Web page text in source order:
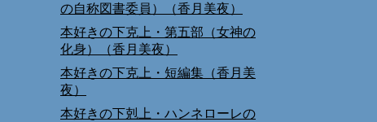
の自称図書委員）（香月美夜）
本好きの下克上・第五部（女神の
化身）（香月美夜）
本好きの下克上・短編集（香月美
夜）
本好きの下剋上・ハンネローレの